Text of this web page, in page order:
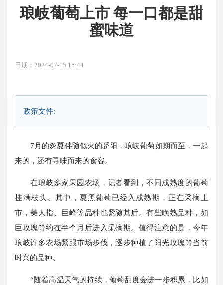
琅岐葡萄上市 每一口都是甜
蜜味道
日期：2024-07-15 15:44
政策文件:
7月的炎夏伴随似火的骄阳，琅岐葡萄如期而至，一起
来的，还有寻味而来的食客。
在琅岐多家果园农场，记者看到，不同成熟度的葡萄
挂满枝头。其中，夏黑葡萄已经入成熟期，正在采摘上
市，美人指、巨峰等品种也紧随其后。有些晚熟品种，如
巨玫瑰等约在半个月后进入采摘期。值得注意的是，今年
琅岐许多农场紧跟市场步伐，逐步种植了阳光玫瑰等当前
时兴的品种。
“随着高温天气的持续，葡萄甜度会进一步积累，比如